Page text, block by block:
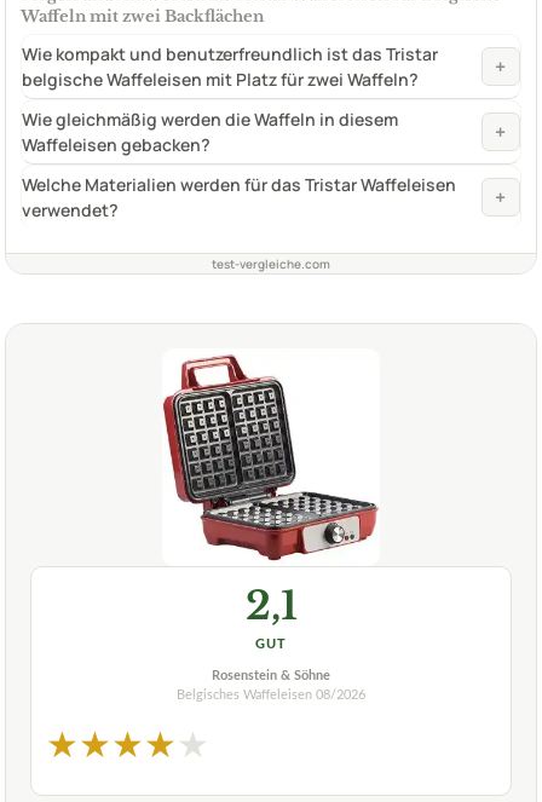
Waffeln mit zwei Backflächen
Wie kompakt und benutzerfreundlich ist das Tristar
belgische Waffeleisen mit Platz für zwei Waffeln?
+
Wie gleichmäßig werden die Waffeln in diesem
Waffeleisen gebacken?
+
Welche Materialien werden für das Tristar Waffeleisen
verwendet?
+
test-vergleiche.com
2,1
GUT
Rosenstein & Söhne
Belgisches Waffeleisen 08/2026
★★★★★